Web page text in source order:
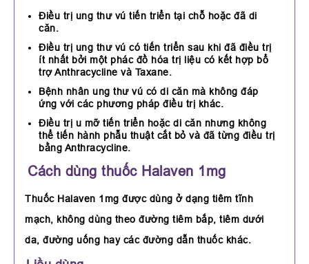
Điều trị ung thư vú tiến triển tại chỗ hoặc đã di
căn.
Điều trị ung thư vú có tiến triển sau khi đã điều trị
ít nhất bởi một phác đồ hóa trị liệu có kết hợp bổ
trợ Anthracycline và Taxane.
Bệnh nhân ung thư vú có di căn mà không đáp
ứng với các phương pháp điều trị khác.
Điều trị u mỡ tiến triển hoặc di căn nhưng không
thể tiến hành phẫu thuật cắt bỏ và đã từng điều trị
bằng Anthracycline.
Cách dùng thuốc Halaven 1mg
Thuốc Halaven 1mg được dùng ở dạng tiêm tĩnh
mạch, không dùng theo đường tiêm bắp, tiêm dưới
da, đường uống hay các đường dẫn thuốc khác.